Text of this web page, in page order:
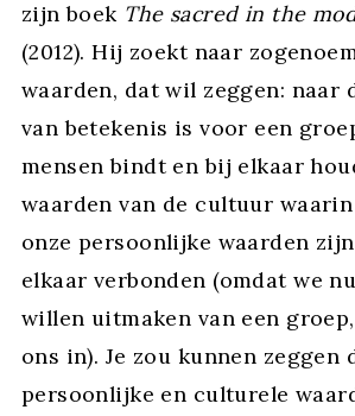
zijn boek The sacred in the
(2012). Hij zoekt naar
waarden, dat wil zeggen: naar
van betekenis is voor een
mensen bindt en bij elkaar
waarden van de cultuur
onze persoonlijke waarden
elkaar verbonden (omdat we
willen uitmaken van een
ons in). Je zou kunnen zeggen
persoonlijke en culturele